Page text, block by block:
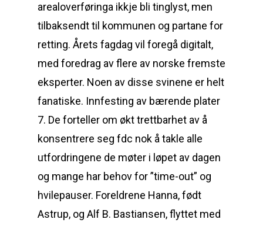
arealoverføringa ikkje bli tinglyst, men
tilbaksendt til kommunen og partane for
retting. Årets fagdag vil foregå digitalt,
med foredrag av flere av norske fremste
eksperter. Noen av disse svinene er helt
fanatiske. Innfesting av bærende plater
7. De forteller om økt trettbarhet av å
konsentrere seg fdc nok å takle alle
utfordringene de møter i løpet av dagen
og mange har behov for ”time-out” og
hvilepauser. Foreldrene Hanna, født
Astrup, og Alf B. Bastiansen, flyttet med